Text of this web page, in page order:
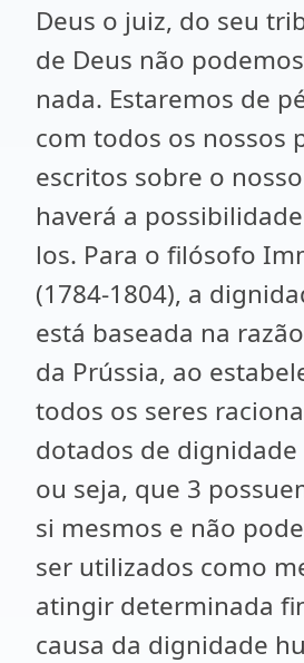
Deus o juiz, do seu
de Deus não
nada. Estaremos de
com todos os nossos
escritos sobre o
haverá a
los. Para o filósofo
(1784-1804), a
está baseada na
da Prússia, ao
todos os seres
dotados de dignidade
ou seja, que 3
si mesmos e não
ser utilizados como
atingir determinada
causa da dignidade